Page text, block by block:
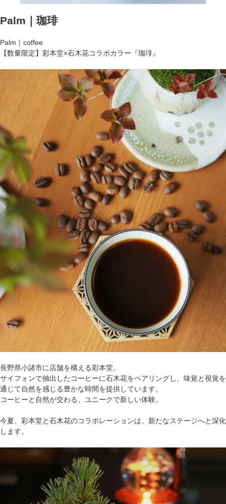
Palm｜珈琲
Palm｜coffee
【数量限定】彩本堂×石木花コラボカラー『珈琲』
長野県小諸市に店舗を構える彩本堂。
サイフォンで抽出したコーヒーに石木花をペアリングし、味覚と視覚を
通じて自然を感じる豊かな時間を提供しています。
コーヒーと自然が交わる、ユニークで新しい体験。
今夏、彩本堂と石木花のコラボレーションは、新たなステージへと深化
します。